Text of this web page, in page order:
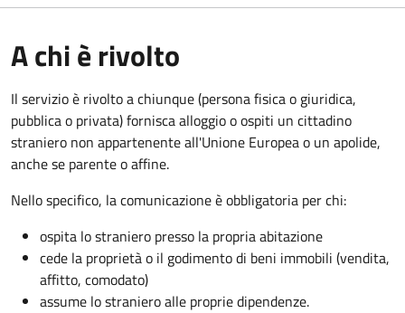
A chi è rivolto
Il servizio è rivolto a chiunque (persona fisica o giuridica,
pubblica o privata) fornisca alloggio o ospiti un cittadino
straniero non appartenente all'Unione Europea o un apolide,
anche se parente o affine.
Nello specifico, la comunicazione è obbligatoria per chi:
ospita lo straniero presso la propria abitazione
cede la proprietà o il godimento di beni immobili (vendita,
affitto, comodato)
assume lo straniero alle proprie dipendenze.